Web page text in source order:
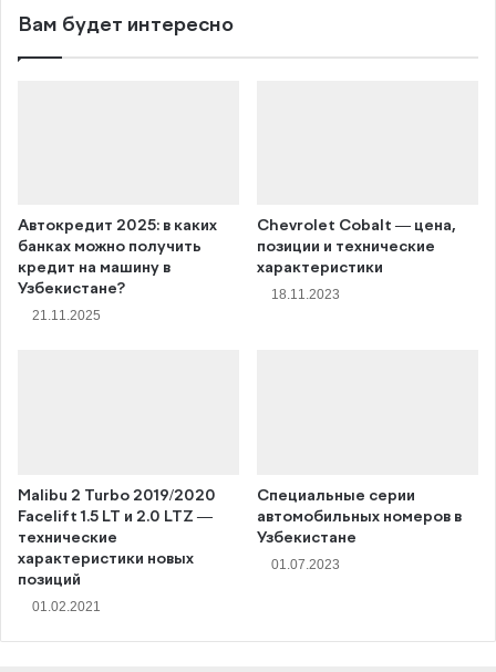
Вам будет интересно
Автокредит 2025: в каких
банках можно получить
кредит на машину в
Узбекистане?
21.11.2025
Chevrolet Cobalt — цена,
позиции и технические
характеристики
18.11.2023
Malibu 2 Turbo 2019/2020
Facelift 1.5 LT и 2.0 LTZ —
технические
характеристики новых
позиций
01.02.2021
Специальные серии
автомобильных номеров в
Узбекистане
01.07.2023